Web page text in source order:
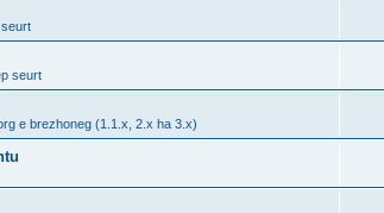
seurt
e brezhoneg (1.1.x, 2.x ha 3.x)